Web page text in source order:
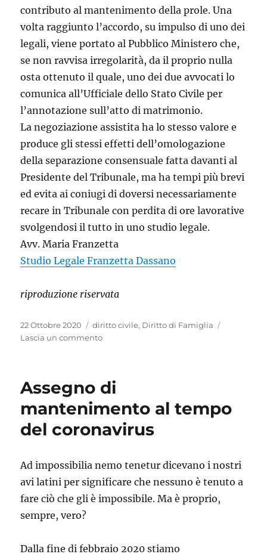
contributo al mantenimento della prole. Una
volta raggiunto l’accordo, su impulso di uno dei
legali, viene portato al Pubblico Ministero che,
se non ravvisa irregolarità, da il proprio nulla
osta ottenuto il quale, uno dei due avvocati lo
comunica all’Ufficiale dello Stato Civile per
l’annotazione sull’atto di matrimonio.
La negoziazione assistita ha lo stesso valore e
produce gli stessi effetti dell’omologazione
della separazione consensuale fatta davanti al
Presidente del Tribunale, ma ha tempi più brevi
ed evita ai coniugi di doversi necessariamente
recare in Tribunale con perdita di ore lavorative
svolgendosi il tutto in uno studio legale.
Avv. Maria Franzetta
Studio Legale Franzetta Dassano
riproduzione riservata
Pubblicato
il
22 Ottobre 2020 Categorie
diritto civile, Diritto di Famiglia
Lascia un commentosu
COME
IN
TEMPO
DI
19
Assegno di
mantenimento al tempo
del coronavirus
Ad impossibilia nemo tenetur dicevano i nostri
avi latini per significare che nessuno è tenuto a
fare ciò che gli è impossibile. Ma è proprio,
sempre, vero?
Dalla fine di febbraio 2020 stiamo